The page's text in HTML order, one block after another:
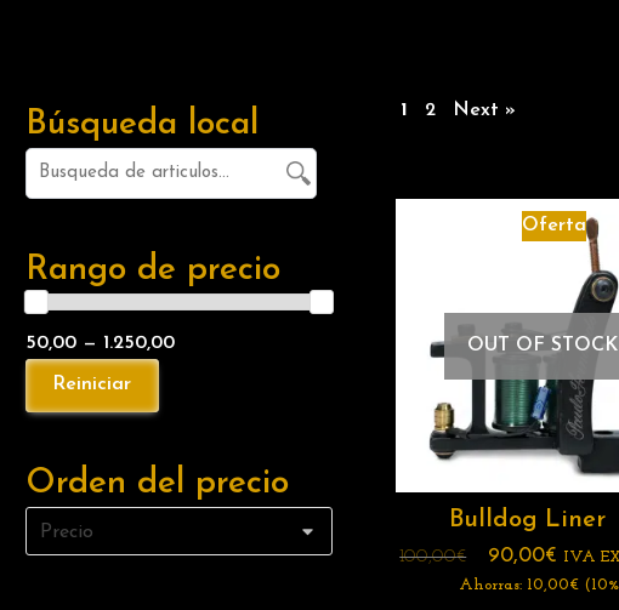
Búsqueda local
Rango de precio
50,00 — 1.250,00
Orden del precio
1 2 Next »
Oferta
OUT OF STOCK
Bulldog Liner
100,00€ 90,00€ IVA
Ahorras: 10,00€